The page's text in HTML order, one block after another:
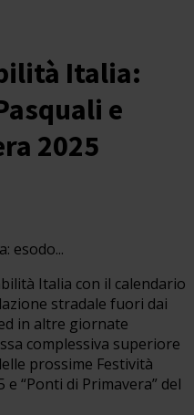
Italia:
e
2025
esodo...
Italia con il calendario
stradale fuori dai
in altre giornate
complessiva superiore
prossime Festività
e “Ponti di Primavera” del